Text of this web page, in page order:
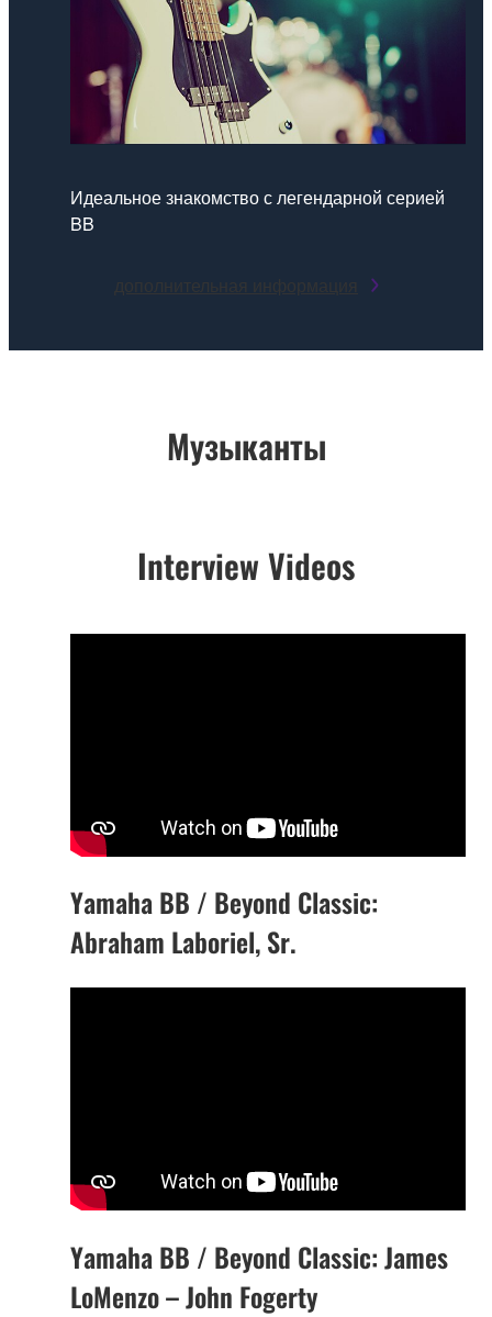
Идеальное знакомство с легендарной серией
BB
дополнительная информация
Музыканты
Interview Videos
Yamaha BB / Beyond Classic:
Abraham Laboriel, Sr.
Yamaha BB / Beyond Classic: James
LoMenzo – John Fogerty